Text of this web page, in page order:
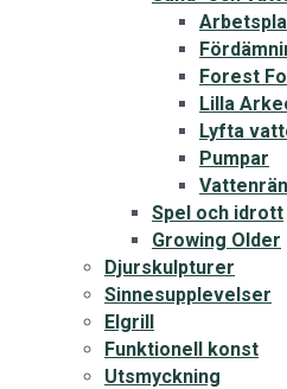
Forest
Lilla
Lyfta
Pumpar
Spel och idrott
Growing Older
Djurskulpturer
Sinnesupplevelser
Elgrill
Funktionell konst
Utsmyckning